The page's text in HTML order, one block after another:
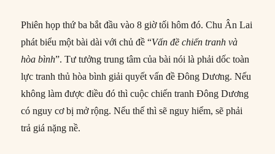
Phiên họp thứ ba bắt đầu vào 8 giờ tối hôm đó. Chu Ân Lai
phát biểu một bài dài với chủ đề “Vấn đề chiến tranh và
hòa bình”. Tư tưởng trung tâm của bài nói là phải dốc toàn
lực tranh thủ hòa bình giải quyết vấn đề Đông Dương. Nếu
không làm được điều đó thì cuộc chiến tranh Đông Dương
có nguy cơ bị mở rộng. Nếu thế thì sẽ nguy hiểm, sẽ phải
trả giá nặng nề.